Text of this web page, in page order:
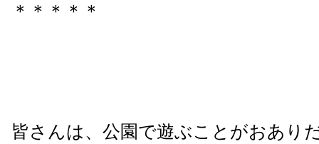
＊＊＊＊＊
皆さんは、公園で遊ぶことがおあり